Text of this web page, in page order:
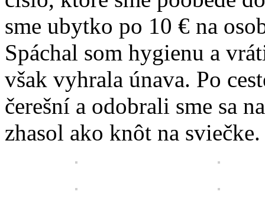
sme ubytko po 10 € na
Spáchal som hygienu a
však vyhrala únava. Po
čerešní a odobrali sme sa
zhasol ako knôt na sviečke.